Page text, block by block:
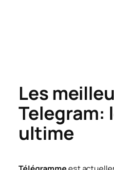
Les
Telegram:
ultime